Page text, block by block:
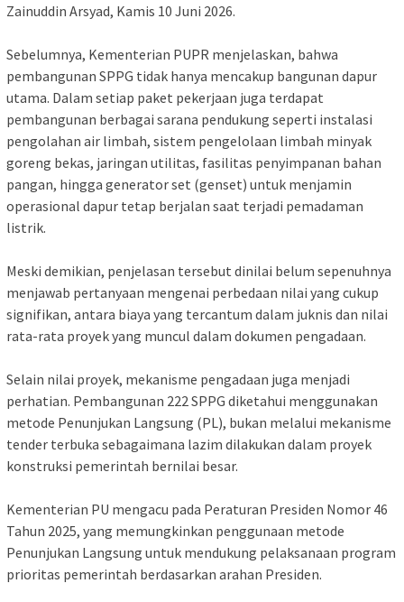
Zainuddin Arsyad, Kamis 10 Juni 2026.
‎Sebelumnya, Kementerian PUPR menjelaskan, bahwa
pembangunan SPPG tidak hanya mencakup bangunan dapur
utama. Dalam setiap paket pekerjaan juga terdapat
pembangunan berbagai sarana pendukung seperti instalasi
pengolahan air limbah, sistem pengelolaan limbah minyak
goreng bekas, jaringan utilitas, fasilitas penyimpanan bahan
pangan, hingga generator set (genset) untuk menjamin
operasional dapur tetap berjalan saat terjadi pemadaman
listrik.
‎Meski demikian, penjelasan tersebut dinilai belum sepenuhnya
menjawab pertanyaan mengenai perbedaan nilai yang cukup
signifikan, antara biaya yang tercantum dalam juknis dan nilai
rata-rata proyek yang muncul dalam dokumen pengadaan.
‎Selain nilai proyek, mekanisme pengadaan juga menjadi
perhatian. Pembangunan 222 SPPG diketahui menggunakan
metode Penunjukan Langsung (PL), bukan melalui mekanisme
tender terbuka sebagaimana lazim dilakukan dalam proyek
konstruksi pemerintah bernilai besar.
‎Kementerian PU mengacu pada Peraturan Presiden Nomor 46
Tahun 2025, yang memungkinkan penggunaan metode
Penunjukan Langsung untuk mendukung pelaksanaan program
prioritas pemerintah berdasarkan arahan Presiden.